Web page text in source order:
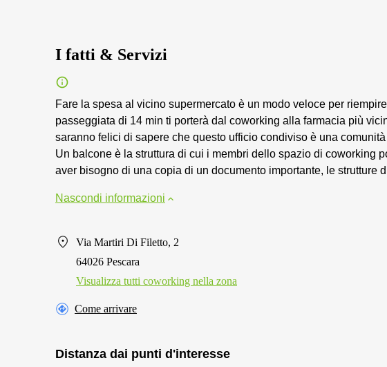
I fatti & Servizi
Fare la spesa al vicino supermercato è un modo veloce per
passeggiata di 14 min ti porterà dal coworking alla farmacia più
saranno felici di sapere che questo ufficio condiviso è una
Un balcone è la struttura di cui i membri dello spazio di coworking
aver bisogno di una copia di un documento importante, le strutture
Nascondi informazioni
Via Martiri Di Filetto, 2
64026 Pescara
Visualizza tutti сoworking nella zona
Come arrivare
Distanza dai punti d'interesse